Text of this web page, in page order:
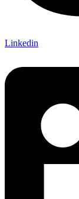
Linkedin